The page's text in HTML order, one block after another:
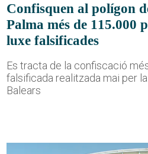
Confisquen al polígon
Palma més de 115.000
luxe falsificades
Es tracta de la confiscació
falsificada realitzada mai per
Balears